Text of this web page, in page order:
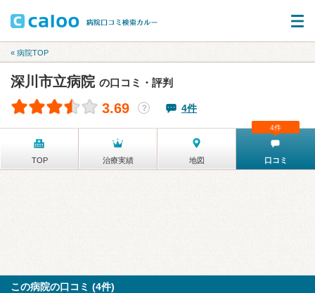
« 病院TOP
深川市立病院 の口コミ・評判
3.69 ？ 4件
TOP 治療実績 地図 口コミ
4件
この病院の口コミ (4件)